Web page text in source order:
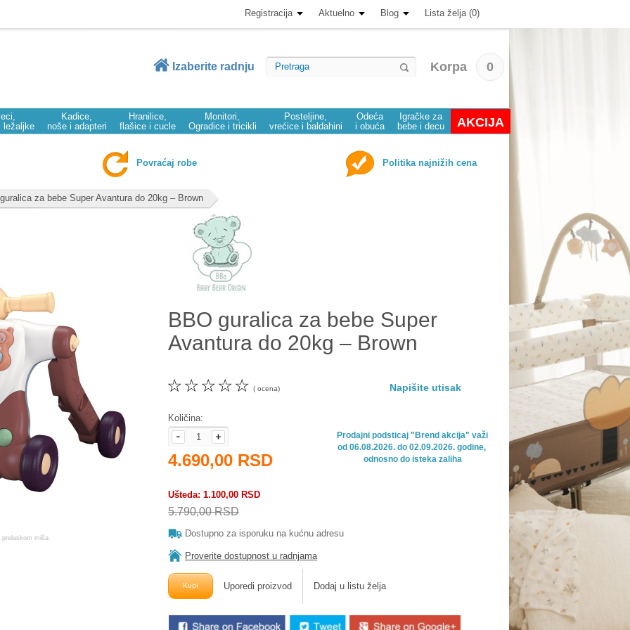
Registracija Aktuelno Blog Lista želja (0)
Izaberite radnju Korpa 0
ležaljke
Kadice,
noše i adapteri
Hranilice,
flašice i cucle
Monitori,
Ogradice i tricikli
Posteljine,
vrećice i baldahini
Odeća
i obuća
Igračke za
bebe i decu
AKCIJA
Povraćaj robe Politika najnižih cena
za bebe Super Avantura do 20kg – Brown
BBO guralica za bebe Super
Avantura do 20kg – Brown
☆
☆
☆
☆
☆ ( ocena) Napišite utisak
Količina:
Prodajni podsticaj "Brend akcija" važi
od 06.08.2026. do 02.09.2026. godine,
odnosno do isteka zaliha
4.690,00 RSD
Ušteda 1.100,00 RSD
5.790,00 RSD
Dostupno za isporuku na kućnu adresu
Proverite dostupnost u radnjama
Uporedi proizvod Dodaj u listu želja